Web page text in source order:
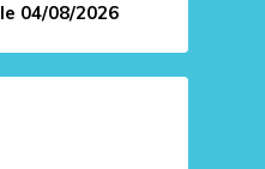
a
i
le 04/08/2026